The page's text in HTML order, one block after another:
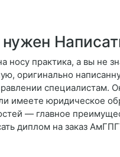
носу практика, а вы не
оригинально
специалистам.
имеете юридическое
— главное
диплом на заказ